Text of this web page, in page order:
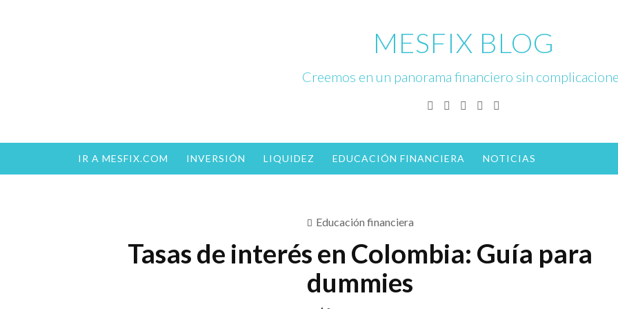
MESFIX BLOG
Creemos en un panorama financiero sin
Facebook
TwitterLinkedinInstagram
IR A MESFIX.COM INVERSIÓN LIQUIDEZ EDUCACIÓN FINANCIERA NOTICIAS
Educación financiera
Tasas de interés en Colombia: Guía para
dummies